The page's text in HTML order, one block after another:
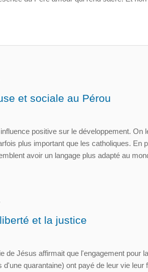
et sociale au Pérou
positive sur le développement.
plus important que les catholiques.
avoir un langage plus adapté au
et la justice
de Jésus affirmait que l'engagement pour
d'une quarantaine) ont payé de leur vie